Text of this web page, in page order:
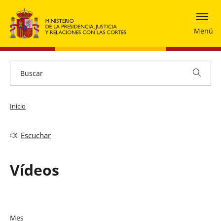
Menú
Inicio
Escuchar
Vídeos
Mes